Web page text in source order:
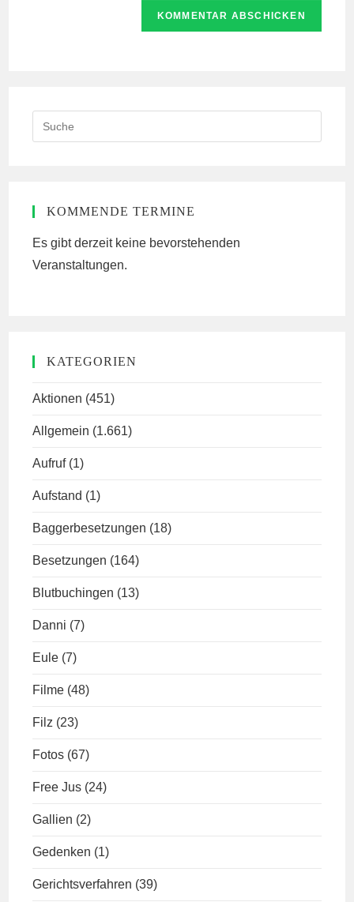
this
KOMMENDE TERMINE
Es gibt derzeit keine bevorstehenden
Veranstaltungen.
KATEGORIEN
Aktionen (451)
Allgemein (1.661)
Aufruf (1)
Aufstand (1)
Baggerbesetzungen (18)
Besetzungen (164)
Blutbuchingen (13)
Danni (7)
Eule (7)
Filme (48)
Filz (23)
Fotos (67)
Free Jus (24)
Gallien (2)
Gedenken (1)
Gerichtsverfahren (39)